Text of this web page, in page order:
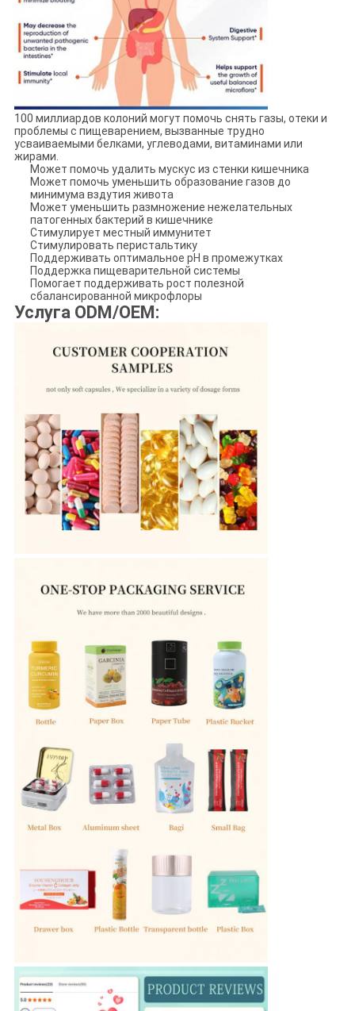
100 миллиардов колоний могут помочь снять газы, отеки и
проблемы с пищеварением, вызванные трудно
усваиваемыми белками, углеводами, витаминами или
жирами.
Может помочь удалить мускус из стенки кишечника
Может помочь уменьшить образование газов до
минимума вздутия живота
Может уменьшить размножение нежелательных
патогенных бактерий в кишечнике
Стимулирует местный иммунитет
Стимулировать перистальтику
Поддерживать оптимальное pH в промежутках
Поддержка пищеварительной системы
Помогает поддерживать рост полезной
сбалансированной микрофлоры
Услуга ODM/OEM: